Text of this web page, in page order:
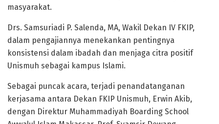
masyarakat.
Drs. Samsuriadi P. Salenda, MA, Wakil Dekan IV FKIP,
dalam pengajiannya menekankan pentingnya
konsistensi dalam ibadah dan menjaga citra positif
Unismuh sebagai kampus Islami.
Sebagai puncak acara, terjadi penandatanganan
kerjasama antara Dekan FKIP Unismuh, Erwin Akib,
dengan Direktur Muhammadiyah Boarding School